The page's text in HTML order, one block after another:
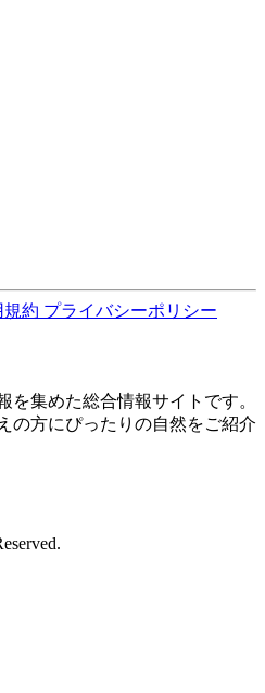
規約 プライバシーポリシー
を集めた総合情報サイトです。
の方にぴったりの自然をご紹介